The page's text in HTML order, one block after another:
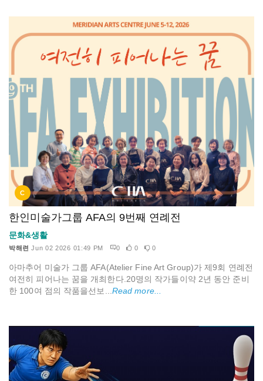
C
한인미술가그룹 AFA의 9번째 연례전
문화&생활
박해련 Jun 02 2026 01:49 PM 0 0 0
아마추어 미술가 그룹 AFA(Atelier Fine Art Group)가 제9회 연례전
여전히 피어나는 꿈을 개최한다.20명의 작가들이약 2년 동안 준비
한 100여 점의 작품을선보... Read more...